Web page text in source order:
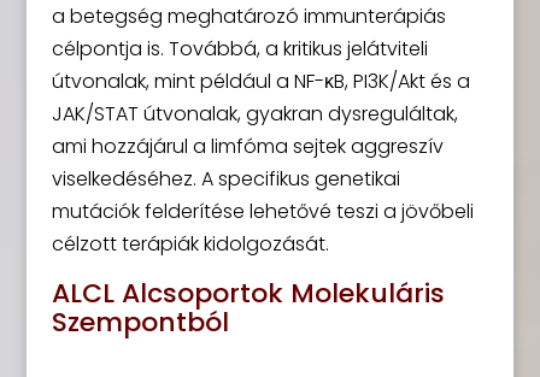
a betegség meghatározó immunterápiás
célpontja is. Továbbá, a kritikus jelátviteli
útvonalak, mint például a NF-κB, PI3K/Akt és a
JAK/STAT útvonalak, gyakran dysreguláltak,
ami hozzájárul a limfóma sejtek aggreszív
viselkedéséhez. A specifikus genetikai
mutációk felderítése lehetővé teszi a jövőbeli
célzott terápiák kidolgozását.
ALCL Alcsoportok Molekuláris
Szempontból